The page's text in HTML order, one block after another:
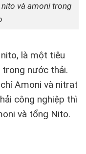
và amoni trong
là một tiêu
trong nước thải.
Amoni và nitrat
công nghiệp thì
và tổng Nito.